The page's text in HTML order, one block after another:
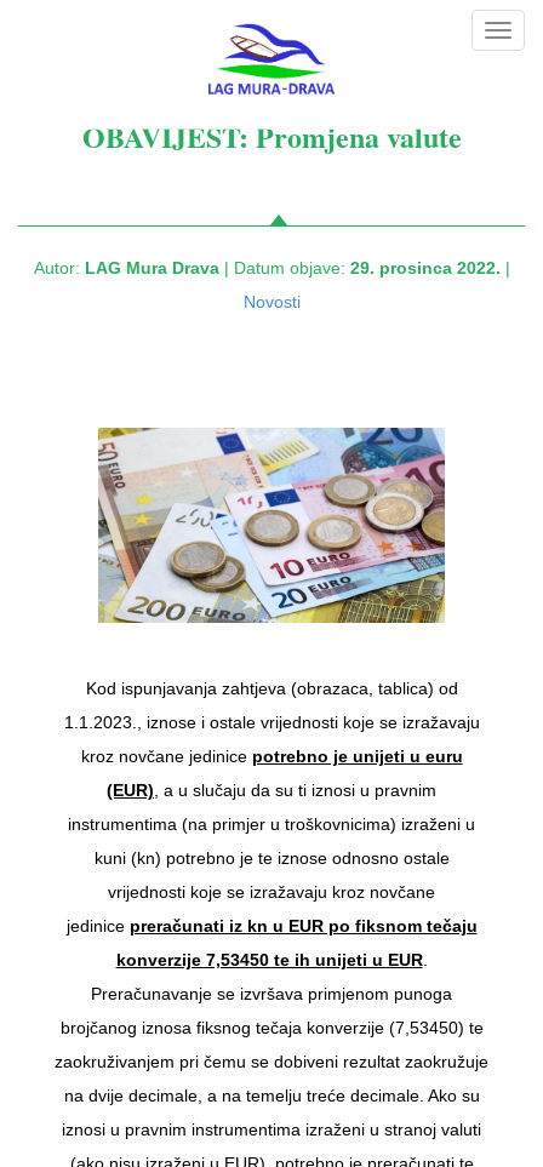
OBAVIJEST: Promjena valute
Autor: LAG Mura Drava| Datum objave: 29. prosinca 2022. |
Novosti
Kod ispunjavanja zahtjeva (obrazaca, tablica) od
1.1.2023., iznose i ostale vrijednosti koje se izražavaju
kroz novčane jedinice potrebno je unijeti u euru
(EUR) , a u slučaju da su ti iznosi u pravnim
instrumentima (na primjer u troškovnicima) izraženi u
kuni (kn) potrebno je te iznose odnosno ostale
vrijednosti koje se izražavaju kroz novčane
jedinice preračunati iz kn u EUR po fiksnom tečaju
konverzije 7,53450 te ih unijeti u EUR.
Preračunavanje se izvršava primjenom punoga
brojčanog iznosa fiksnog tečaja konverzije (7,53450) te
zaokruživanjem pri čemu se dobiveni rezultat zaokružuje
na dvije decimale, a na temelju treće decimale. Ako su
iznosi u pravnim instrumentima izraženi u stranoj valuti